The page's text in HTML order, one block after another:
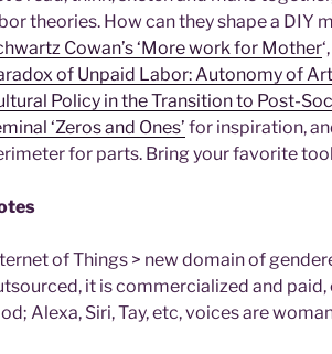
theories. How can they shape a DIY
Cowan’s ‘More work for Mother‘,
of Unpaid Labor: Autonomy of
Policy in the Transition to Post-
‘Zeros and Ones’ for inspiration,
for parts. Bring your favorite
of Things > new domain of
it is commercialized and
Alexa, Siri, Tay, etc, voices are